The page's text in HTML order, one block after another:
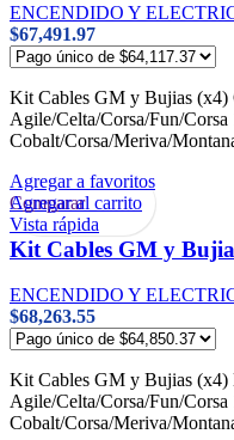
ENCENDIDO Y
$67,491.97
Kit Cables GM y Bujias (x4)
Agile/Celta/Corsa/Fun/
Cobalt/Corsa/Meriva/
Agregar a favoritos
Agregar al carrito
Vista rápida
Comparar
Kit Cables GM y
ENCENDIDO Y
$68,263.55
Kit Cables GM y Bujias
Agile/Celta/Corsa/Fun/
Cobalt/Corsa/Meriva/